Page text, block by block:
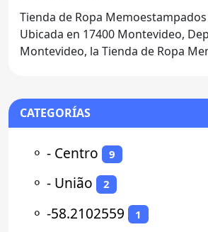
Tienda de Ropa
Ubicada en 17400 Montevideo,
Montevideo, la Tienda de Ropa
CATEGORÍAS
⚬ - Centro 9
⚬ - União 2
⚬ -58.2102559 1